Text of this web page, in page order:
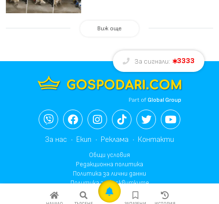
Виж още
За сигнали: 3333
Part ofGlobal Group
За нас Екип Реклама Контакти
Общи условия
Редакционна политика
Политика за лични данни
Политика за бисквитките
Общи условия за реклама